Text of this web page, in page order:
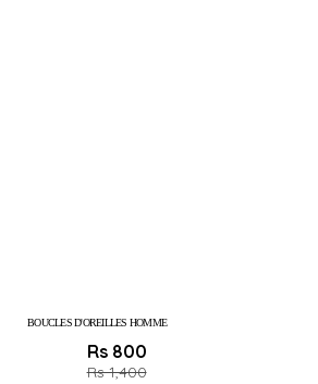
BOUCLES D'OREILLES HOMME
Rs 800
Rs 1,400